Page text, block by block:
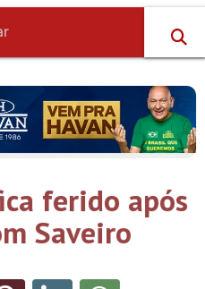
ferido após
Saveiro